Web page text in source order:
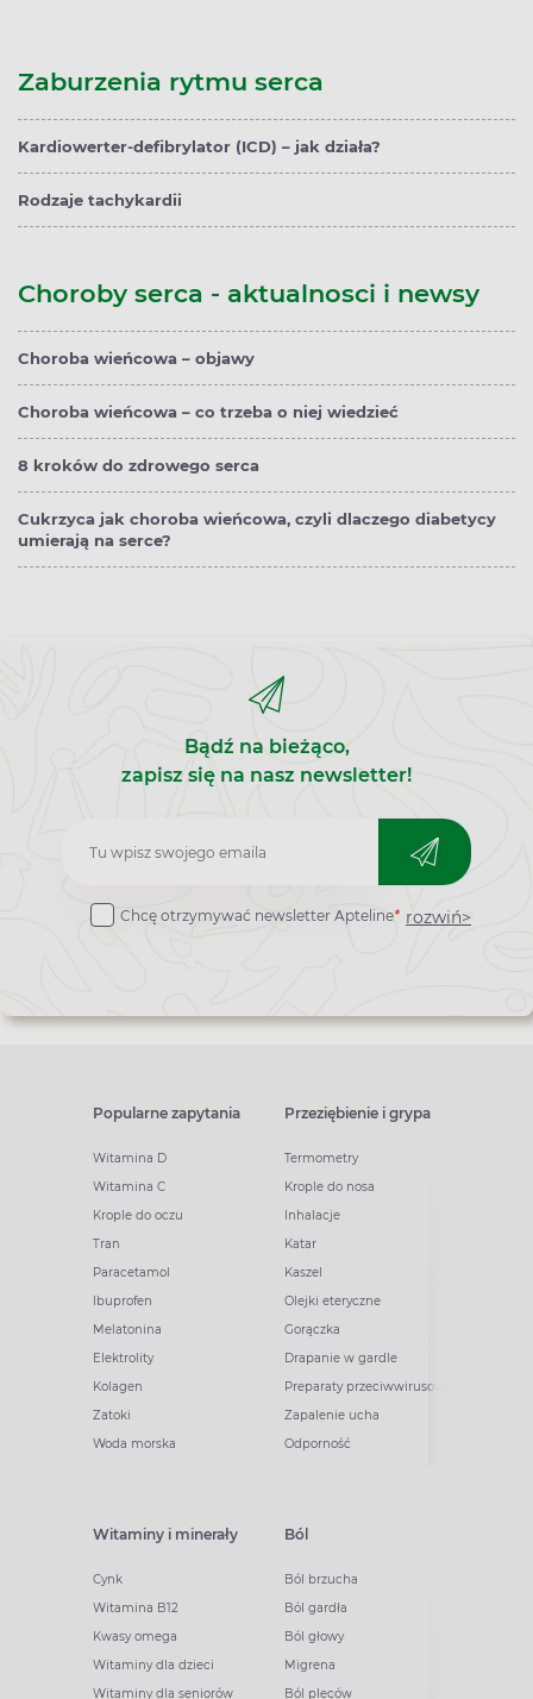
Zaburzenia rytmu serca
Kardiowerter-defibrylator (ICD) – jak działa?
Rodzaje tachykardii
Choroby serca - aktualnosci i newsy
Choroba wieńcowa – objawy
Choroba wieńcowa – co trzeba o niej wiedzieć
8 kroków do zdrowego serca
Cukrzyca jak choroba wieńcowa, czyli dlaczego diabetycy
umierają na serce?
Bądź na bieżąco,
zapisz się na nasz newsletter!
Zapisz
do
Chcę otrzymywać newsletter Apteline* rozwiń>
Popularne zapytania
Witamina D
Witamina C
Krople do oczu
Tran
Paracetamol
Ibuprofen
Melatonina
Elektrolity
Kolagen
Zatoki
Woda morska
Przeziębienie i grypa
Termometry
Krople do nosa
Inhalacje
Katar
Kaszel
Olejki eteryczne
Gorączka
Drapanie w gardle
Preparaty przeciwwirusowe
Zapalenie ucha
Odporność
Witaminy i minerały
Cynk
Witamina B12
Kwasy omega
Witaminy dla dzieci
Witaminy dla seniorów
Ból
Ból brzucha
Ból gardła
Ból głowy
Migrena
Ból pleców